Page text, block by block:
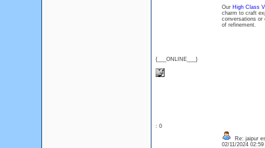
{___ONLINE___}
Our High Class
charm to craft
conversations or
of refinement.
: 0
Re: jaipur
02/11/2024